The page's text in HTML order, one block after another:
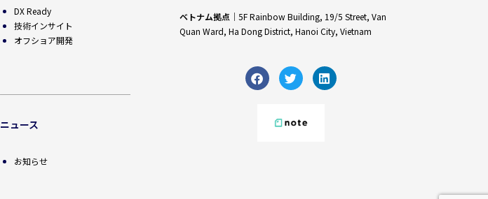
DX Ready
技術インサイト
オフショア開発
ニュース
お知らせ
ベトナム拠点 ｜5F Rainbow Building, 19/5 Street, Van
Quan Ward, Ha Dong District, Hanoi City, Vietnam